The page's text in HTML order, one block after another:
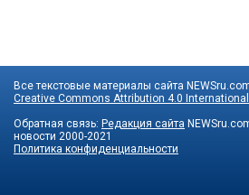
Все текстовые материалы сайта
Creative Commons Attribution 4.0 International
Обратная связь: Редакция сайта
новости 2000-2021
Политика конфиденциальности